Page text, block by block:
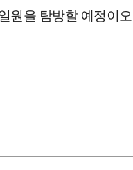
원을 탐방할 예정이